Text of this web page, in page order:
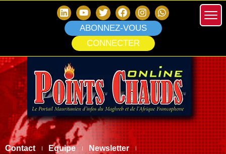
ABONNEZ-VOUS
CONNECTER
Contact Equipe
Newsletter